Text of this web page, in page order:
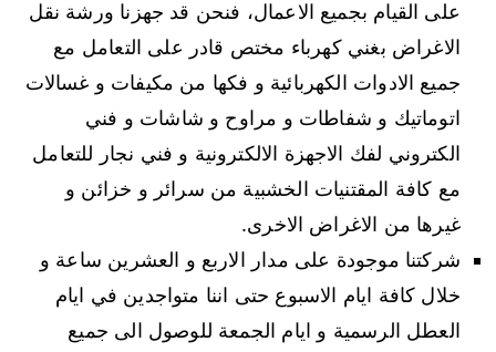
على القيام بجميع الاعمال، فنحن قد جهزنا ورشة نقل
الاغراض بغني كهرباء مختص قادر على التعامل مع
جميع الادوات الكهربائية و فكها من مكيفات و غسالات
اتوماتيك و شفاطات و مراوح و شاشات و فني
الكتروني لفك الاجهزة الالكترونية و فني نجار للتعامل
مع كافة المقتنيات الخشبية من سرائر و خزائن و
غيرها من الاغراض الاخرى.
شركتنا موجودة على مدار الاربع و العشرين ساعة و
خلال كافة ايام الاسبوع حتى اننا متواجدين في ايام
العطل الرسمية و ايام الجمعة للوصول الى جميع